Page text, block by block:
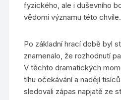
fyzického, ale i duševního
vědomi významu této chvíle.
Po základní hrací době byl
znamenalo, že rozhodnutí
V těchto dramatických
tíhu očekávání a nadějí
sledovali zápas napjatě ze